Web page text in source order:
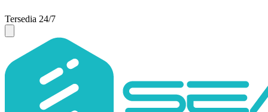
Tersedia 24/7